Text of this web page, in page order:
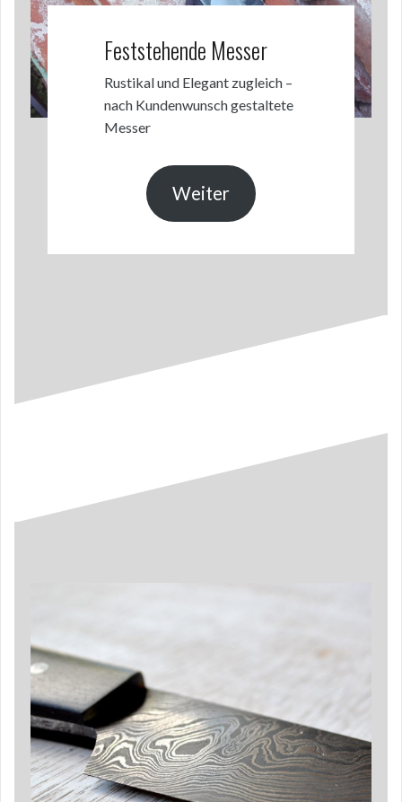
Feststehende Messer
Rustikal und Elegant zugleich –
nach Kundenwunsch gestaltete
Messer
Weiter